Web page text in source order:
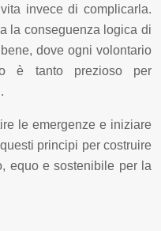
invece di complicarla.
la conseguenza logica di
dove ogni volontario
è tanto prezioso per
le emergenze e iniziare
principi per costruire
equo e sostenibile per la